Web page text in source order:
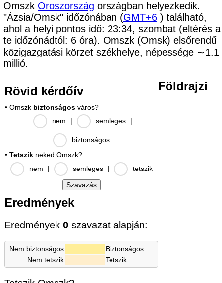
Omszk Oroszország országban helyezkedik.
"Ázsia/Omsk" időzónában (GMT+6 ) található,
ahol a helyi pontos idő: 23:34, szombat (eltérés a
te időzónádtól: 6 óra). Omszk (Omsk) elsőrendű
közigazgatási körzet székhelye, népessége ∼1.1
millió.
Rövid kérdőív
• Omszk biztonságos város?
nem
| semleges |
biztonságos
• Tetszik neked Omszk?
nem
| semleges | tetszik
Eredmények
Eredmények 0 szavazat alapján:
Nem biztonságos
Biztonságos
Nem tetszik
Tetszik
Földrajzi